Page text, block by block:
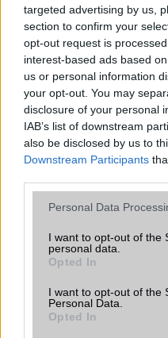
targeted advertising by us,
section to confirm your
opt-out request is
interest-based ads based
us or personal information
your opt-out. You may
disclosure of your personal
IAB’s list of downstream
also be disclosed by us to
Downstream Participants
Please note that this
not limited to your visit or
grant or deny consent to
use your data for below
consent section.
Personal Data
I want to opt-out of the
personal data.
Opted In
I want to opt-out of the
Personal Data.
Opted In
Office alkalmazások
Iránytũ
Extrák
EGYÉB
Vibra jelzés
SIM típus
SIM-ek száma
Flight mode
Terület
Funkciók
Brand